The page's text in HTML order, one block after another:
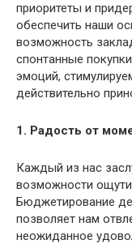
приоритеты и
обеспечить наши
возможность
спонтанные
эмоций,
действительно
1. Радость от
Каждый из нас
возможности
Бюджетирование
позволяет нам
неожиданное